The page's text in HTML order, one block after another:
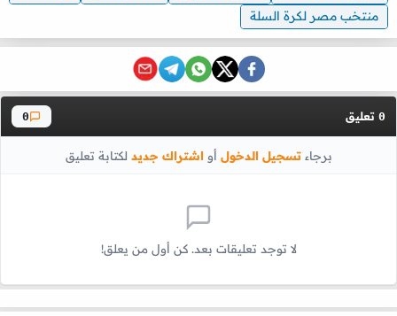
منتخب مصر لكرة السلة
0 تعليق 0
برجاءتسجيل الدخول أواشتراك جديد لكتابة تعليق
لا توجد تعليقات بعد. كن أول من يعلق!